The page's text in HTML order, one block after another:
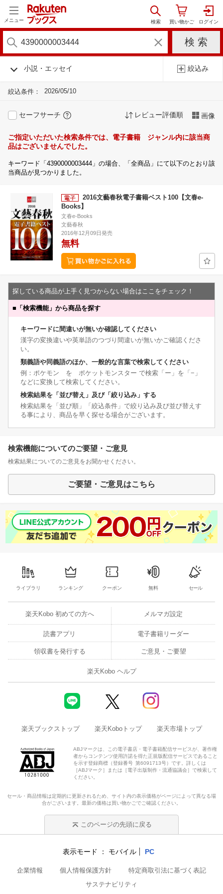
メニュー
小説・エッセイ 絞込み
絞込条件： 2026/05/10
セーフサーチ レビュー評価順 画像
ご指定いただいた検索条件では、電子書籍 ジャンル内に該当商
品はございませんでした。
キーワード「4390000003444」の場合、「全商品」にて以下のとおり該
当商品が見つかりました。
2016文藝春秋電子書籍ベスト100【文春e-
Books】
文春e-Books
文藝春秋
2016年12月09日発売
無料
探している商品が上手く見つからない場合はここをチェック！
■ 「検索機能」から商品を探す
キーワードに間違いが無いか確認してください
漢字の変換違いや英単語のつづり間違いが無いかご確認くださ
い。
類義語や同義語のほか、一般的な言葉で検索してください
例：ポケモン を ポケットモンスター で検索「ー」を「−」
などに変換して検索してください。
検索結果を「並び替え」及び「絞り込み」する
検索結果を「並び順」「絞込条件」で絞り込み及び並び替えす
る事により、商品を早く探せる場合がございます。
検索機能についてのご要望・ご意見
検索結果についてのご意見をお聞かせください。
ご要望・ご意見はこちら
ライブラリ ランキング クーポン 無料 セール
楽天Kobo 初めての方へ メルマガ設定
読書アプリ 電子書籍リーダー
領収書を発行する ご意見・ご要望
楽天Kobo ヘルプ
楽天ブックストップ 楽天Koboトップ 楽天市場トップ
ABJマークは、この電子書店・電子書籍配信サービスが、著作権
者からコンテンツ使用許諾を得た正規版配信サービスであること
を示す登録商標（登録番号 第6091713号）です。詳しくは
［ABJマーク］または［電子出版制作・流通協議会］で検索して
ください。
セール・商品情報は定期的に更新されるため、サイト内の表示価格がページによって異なる場
合がございます。最新の価格は買い物かごでご確認ください。
このページの先頭に戻る
表示モード モバイル PC
企業情報 個人情報保護方針
特定商取引法に基づく表記
サステナビリティ